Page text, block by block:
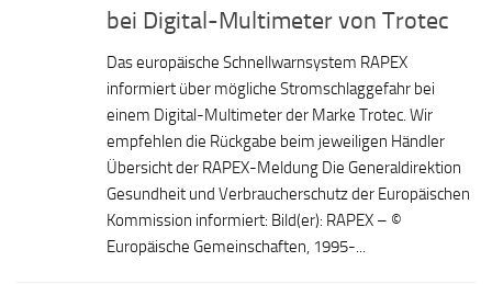
bei Digital-Multimeter von Trotec
Das europäische Schnellwarnsystem RAPEX
informiert über mögliche Stromschlaggefahr bei
einem Digital-Multimeter der Marke Trotec. Wir
empfehlen die Rückgabe beim jeweiligen Händler
Übersicht der RAPEX-Meldung Die Generaldirektion
Gesundheit und Verbraucherschutz der Europäischen
Kommission informiert: Bild(er): RAPEX – ©
Europäische Gemeinschaften, 1995-...